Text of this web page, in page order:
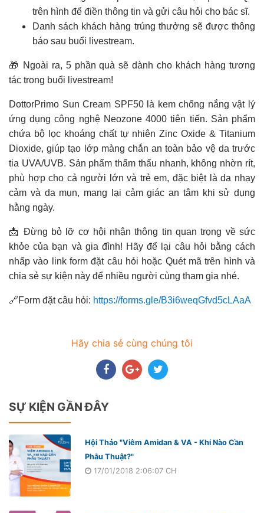
trên hình để điền thông tin và gửi câu hỏi cho bác sĩ.
Danh sách khách hàng trúng thưởng sẽ được thông
báo sau buổi livestream.
🎁 Ngoài ra, 5 phần quà sẽ dành cho khách hàng tương
tác trong buổi livestream!
DottorPrimo Sun Cream SPF50 là kem chống nắng vật lý
ứng dụng công nghệ Neozone 4000 tiên tiến. Sản phẩm
chứa bộ lọc khoáng chất tự nhiên Zinc Oxide & Titanium
Dioxide, giúp tạo lớp màng chắn an toàn bảo vệ da trước
tia UVA/UVB. Sản phẩm thẩm thấu nhanh, không nhờn rít,
phù hợp cho cả người lớn và trẻ em, đặc biệt là da nhạy
cảm và da mụn, mang lại cảm giác an tâm khi sử dụng
hằng ngày.
📩 Đừng bỏ lỡ cơ hội nhận thông tin quan trọng về sức
khỏe của bạn và gia đình! Hãy để lại câu hỏi bằng cách
nhấp vào link form đặt câu hỏi hoặc Quét mã trên hình và
chia sẻ sự kiện này để nhiều người cùng tham gia nhé.
🔗Form đặt câu hỏi: https://forms.gle/B3i6weqGfvd5cLAaA
Hãy chia sẻ cùng chúng tôi
SỰ KIỆN GẦN ĐÂY
Hội Thảo "Viêm Amidan & VA - Khi Nào Cần
Phẫu Thuật?"
17/01/2018 2:06:07 CH